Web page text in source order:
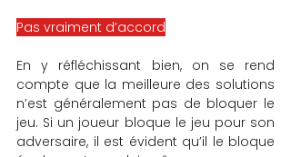
Pas vraiment d’accord
En y réfléchissant bien, on se rend
compte que la meilleure des solutions
n’est généralement pas de bloquer le
jeu. Si un joueur bloque le jeu pour son
adversaire, il est évident qu’il le bloque